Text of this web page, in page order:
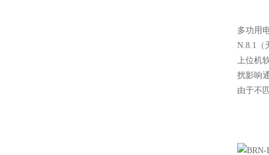
多功用
N.8.1（
上位机
扰影响
由于不